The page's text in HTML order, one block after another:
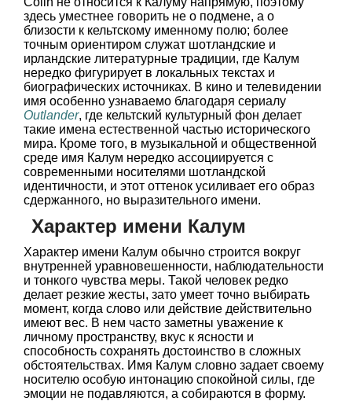
здесь уместнее говорить не о подмене, а о
близости к кельтскому именному полю; более
точным ориентиром служат шотландские и
ирландские литературные традиции, где Калум
нередко фигурирует в локальных текстах и
биографических источниках. В кино и телевидении
имя особенно узнаваемо благодаря сериалу
Outlander, где кельтский культурный фон делает
такие имена естественной частью исторического
мира. Кроме того, в музыкальной и общественной
среде имя Калум нередко ассоциируется с
современными носителями шотландской
идентичности, и этот оттенок усиливает его образ
сдержанного, но выразительного имени.
Характер имени Калум
Характер имени Калум обычно строится вокруг
внутренней уравновешенности, наблюдательности
и тонкого чувства меры. Такой человек редко
делает резкие жесты, зато умеет точно выбирать
момент, когда слово или действие действительно
имеют вес. В нем часто заметны уважение к
личному пространству, вкус к ясности и
способность сохранять достоинство в сложных
обстоятельствах. Имя Калум словно задает своему
носителю особую интонацию спокойной силы, где
эмоции не подавляются, а собираются в форму.